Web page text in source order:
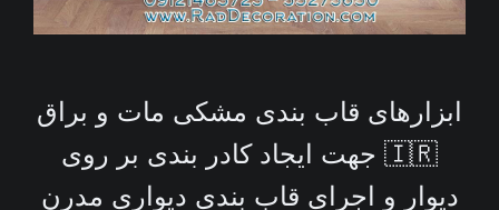
ابزارهای قاب بندی مشکی مات و براق
🇮🇷 جهت ایجاد کادر بندی بر روی
دیوار و اجرای قاب بندی دیواری مدرن